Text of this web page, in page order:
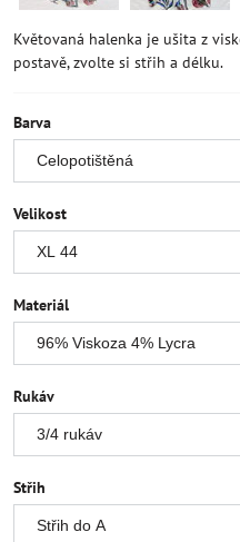
Květovaná halenka je ušita z
postavě, zvolte si střih a délku.
Barva
Velikost
Materiál
Rukáv
Střih